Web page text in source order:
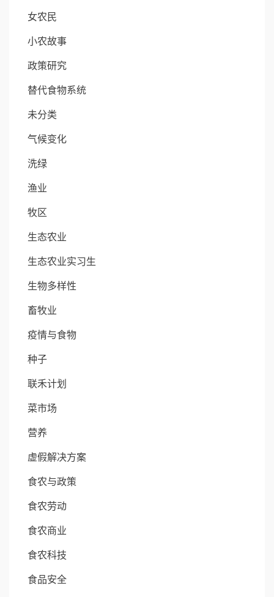
女农民
小农故事
政策研究
替代食物系统
未分类
气候变化
洗绿
渔业
牧区
生态农业
生态农业实习生
生物多样性
畜牧业
疫情与食物
种子
联禾计划
菜市场
营养
虚假解决方案
食农与政策
食农劳动
食农商业
食农科技
食品安全